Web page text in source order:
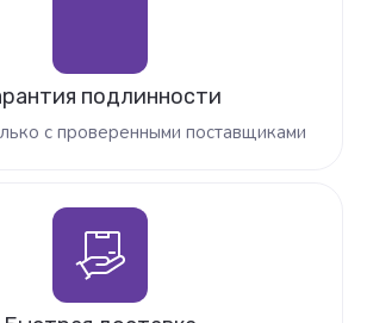
подлинности
с проверенными поставщиками